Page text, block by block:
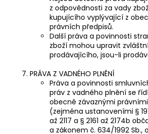
z odpovědnosti za vady
kupujícího vyplývající z
právních předpisů.
Další práva a povinnosti
zboží mohou upravit
prodávajícího, jsou-li
PRÁVA Z VADNÉHO PLNĚNÍ
Práva a povinnosti
práv z vadného plnění se
obecně závaznými
(zejména ustanoveními §
až 2117 a § 2161 až 2174b
a zákonem č. 634/1992 Sb.,